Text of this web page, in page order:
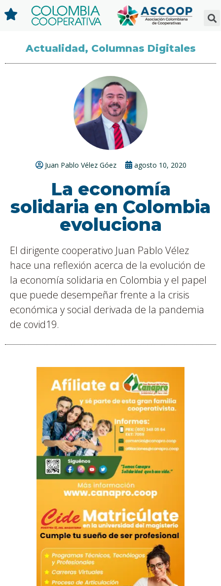
Actualidad, Columnas Digitales
Juan Pablo Vélez Góez agosto 10, 2020
La economía
solidaria en Colombia
evoluciona
El dirigente cooperativo Juan Pablo Vélez
hace una reflexión acerca de la evolución de
la economía solidaria en Colombia y el papel
que puede desempeñar frente a la crisis
económica y social derivada de la pandemia
de covid19.